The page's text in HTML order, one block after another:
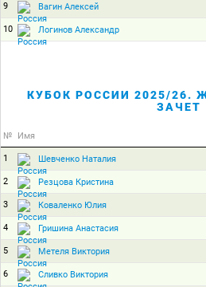
9 Вагин Алексей
10 Логинов Александр
КУБОК РОССИИ 2025/
ЗАЧЕТ
№ Имя
1 Шевченко Наталия
2 Резцова Кристина
3 Коваленко Юлия
4 Гришина Анастасия
5 Метеля Виктория
6 Сливко Виктория